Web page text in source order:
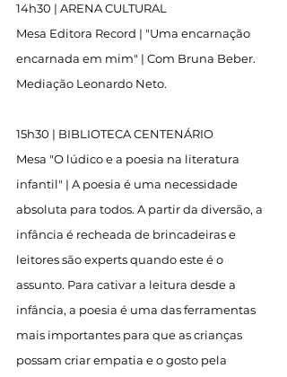
14h30 | ARENA CULTURAL
Mesa Editora Record | "Uma encarnação
encarnada em mim" | Com Bruna Beber.
Mediação Leonardo Neto.
15h30 | BIBLIOTECA CENTENÁRIO
Mesa "O lúdico e a poesia na literatura
infantil" | A poesia é uma necessidade
absoluta para todos. A partir da diversão, a
infância é recheada de brincadeiras e
leitores são experts quando este é o
assunto. Para cativar a leitura desde a
infância, a poesia é uma das ferramentas
mais importantes para que as crianças
possam criar empatia e o gosto pela